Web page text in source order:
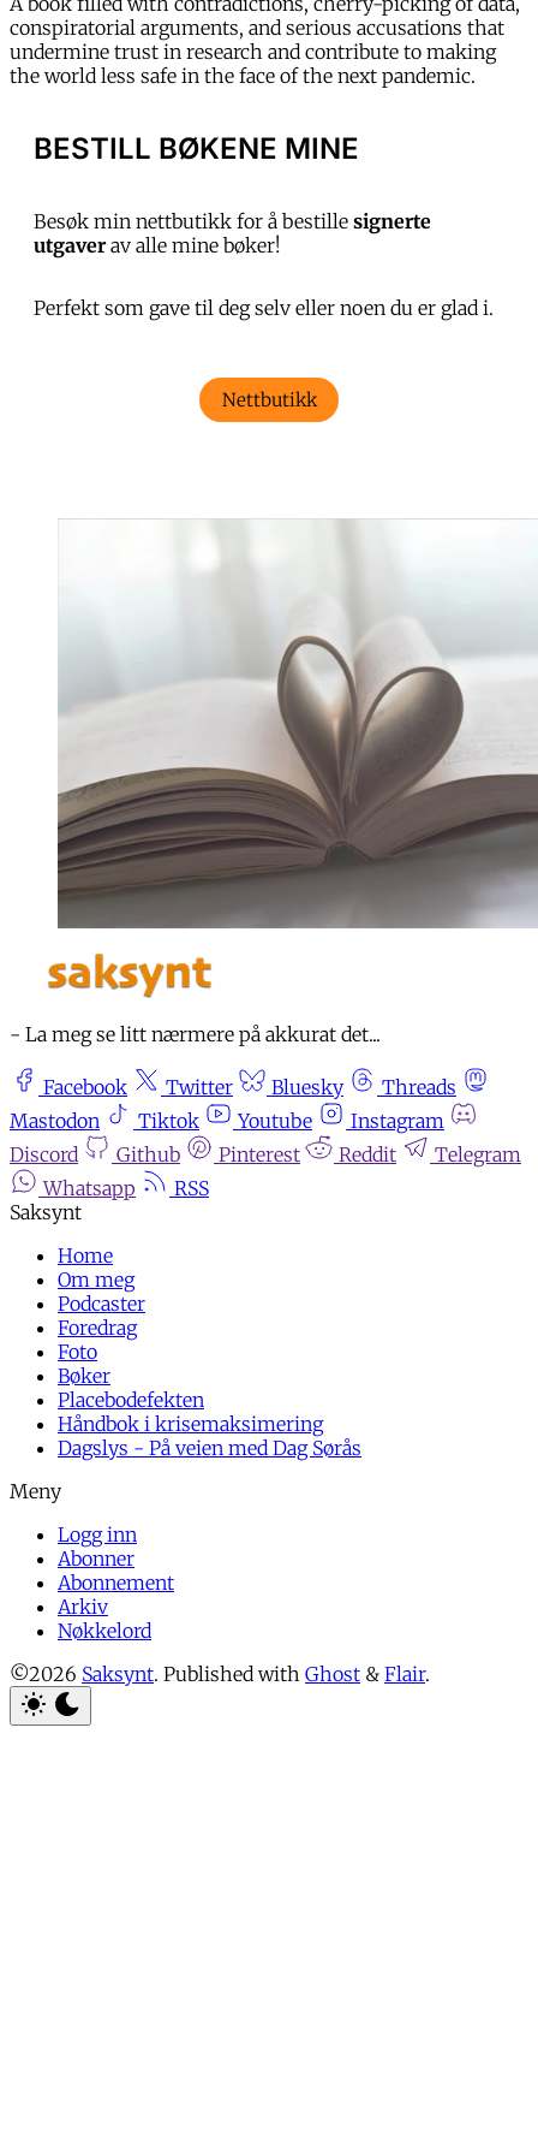
conspiratorial arguments, and serious accusations that
undermine trust in research and contribute to making
the world less safe in the face of the next pandemic.
BESTILL BØKENE MINE
Besøk min nettbutikk for å bestille signerte
utgaverav alle mine bøker!
Perfekt som gave til deg selv eller noen du er glad i.
Nettbutikk
- La meg se litt nærmere på akkurat det...
Facebook Twitter Bluesky
Threads
Mastodon
Tiktok Youtube
Instagram
Discord
Github Pinterest Reddit
Telegram
Whatsapp
RSS
Home
Om meg
Podcaster
Foredrag
Foto
Bøker
Placebodefekten
Håndbok i krisemaksimering
Dagslys - På veien med Dag Sørås
Logg inn
Abonner
Abonnement
Arkiv
Nøkkelord
©2026 Saksynt. Published with Ghost & Flair.